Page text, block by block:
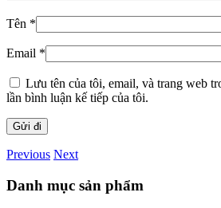
Tên *
Email *
Lưu tên của tôi, email, và trang web
lần bình luận kế tiếp của tôi.
Previous Next
Danh mục sản phẩm